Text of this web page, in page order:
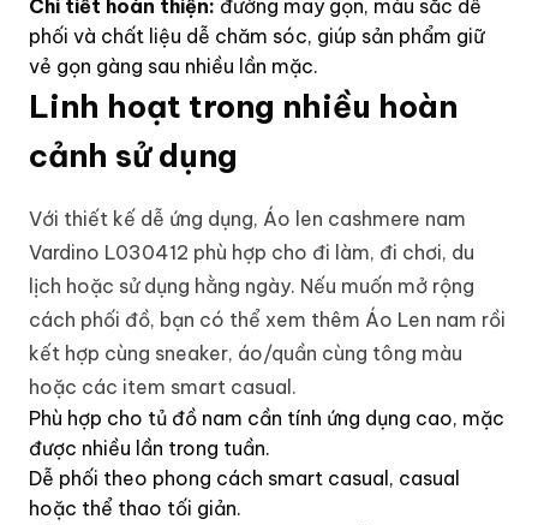
Chi tiết hoàn thiện: đường may gọn, màu sắc dễ
phối và chất liệu dễ chăm sóc, giúp sản phẩm giữ
vẻ gọn gàng sau nhiều lần mặc.
Linh hoạt trong nhiều hoàn
cảnh sử dụng
Với thiết kế dễ ứng dụng, Áo len cashmere nam
Vardino L030412 phù hợp cho đi làm, đi chơi, du
lịch hoặc sử dụng hằng ngày. Nếu muốn mở rộng
cách phối đồ, bạn có thể xem thêm Áo Len nam rồi
kết hợp cùng sneaker, áo/quần cùng tông màu
hoặc các item smart casual.
Phù hợp cho tủ đồ nam cần tính ứng dụng cao, mặc
được nhiều lần trong tuần.
Dễ phối theo phong cách smart casual, casual
hoặc thể thao tối giản.